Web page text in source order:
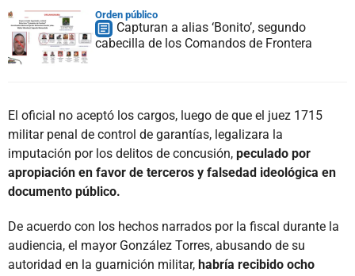
Orden público
Capturan a alias ‘Bonito’, segundo
cabecilla de los Comandos de Frontera
El oficial no aceptó los cargos, luego de que el juez 1715
militar penal de control de garantías, legalizara la
imputación por los delitos de concusión, peculado por
apropiación en favor de terceros y falsedad ideológica en
documento público.
De acuerdo con los hechos narrados por la fiscal durante la
audiencia, el mayor González Torres, abusando de su
autoridad en la guarnición militar, habría recibido ocho